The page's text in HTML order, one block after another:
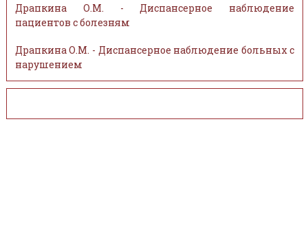
Драпкина О.М. - Диспансерное наблюдение
пациентов с болезням
Драпкина О.М. - Диспансерное наблюдение больных с
нарушением